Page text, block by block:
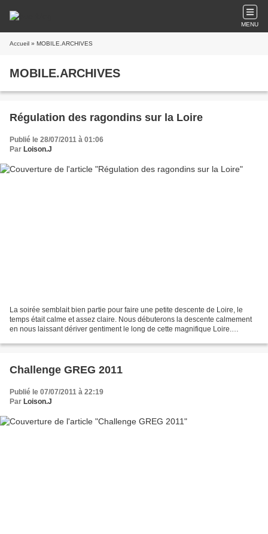
MENU
Accueil » MOBILE.ARCHIVES
MOBILE.ARCHIVES
Régulation des ragondins sur la Loire
Publié le 28/07/2011 à 01:06
Par Loison.J
La soirée semblait bien partie pour faire une petite descente de Loire, le
temps était calme et assez claire. Nous débuterons la descente calmement
en nous laissant dériver gentiment le long de cette magnifique Loire.
Challenge GREG 2011
Publié le 07/07/2011 à 22:19
Par Loison.J